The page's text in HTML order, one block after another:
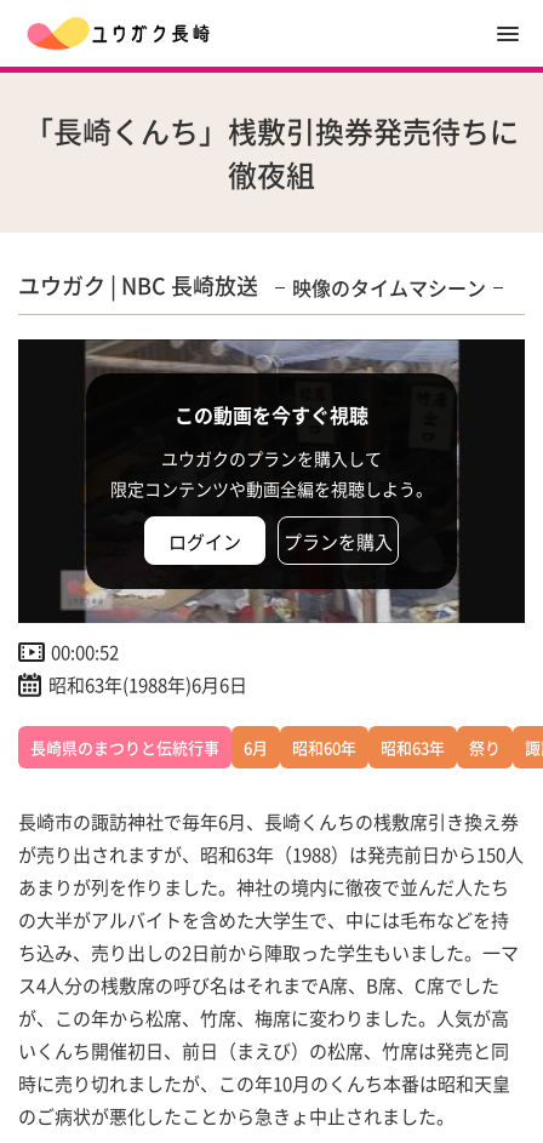
「長崎くんち」桟敷引換券発売待ちに
徹夜組
ユウガク | NBC 長崎放送 映像のタイムマシーン
この動画を今すぐ視聴
ユウガクのプランを購入して
限定コンテンツや動画全編を視聴しよう。
ログイン プランを購入
00:00:52
昭和63年(1988年)6月6日
長崎県のまつりと伝統行事 6月 昭和60年 昭和63年 祭り
長崎市の諏訪神社で毎年6月、長崎くんちの桟敷席引き換え券
が売り出されますが、昭和63年（1988）は発売前日から150人
あまりが列を作りました。神社の境内に徹夜で並んだ人たち
の大半がアルバイトを含めた大学生で、中には毛布などを持
ち込み、売り出しの2日前から陣取った学生もいました。一マ
ス4人分の桟敷席の呼び名はそれまでA席、B席、C席でした
が、この年から松席、竹席、梅席に変わりました。人気が高
いくんち開催初日、前日（まえび）の松席、竹席は発売と同
時に売り切れましたが、この年10月のくんち本番は昭和天皇
のご病状が悪化したことから急きょ中止されました。